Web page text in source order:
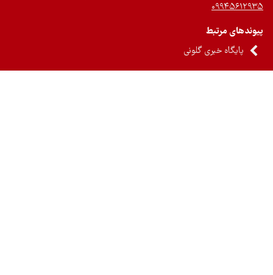
مرتبط
پایگاه خبری گلونی